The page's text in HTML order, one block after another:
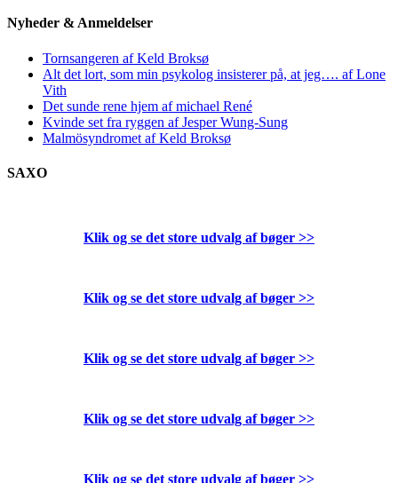
Nyheder & Anmeldelser
Tornsangeren af Keld Broksø
Alt det lort, som min psykolog insisterer på, at jeg…. af Lone
Vith
Det sunde rene hjem af michael René
Kvinde set fra ryggen af Jesper Wung-Sung
Malmösyndromet af Keld Broksø
SAXO
Klik og se det store udvalg af bøger >>
Klik og se det store udvalg af bøger >>
Klik og se det store udvalg af bøger >>
Klik og se det store udvalg af bøger >>
Klik og se det store udvalg af bøger >>